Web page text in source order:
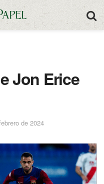
Jon Erice
de 2024